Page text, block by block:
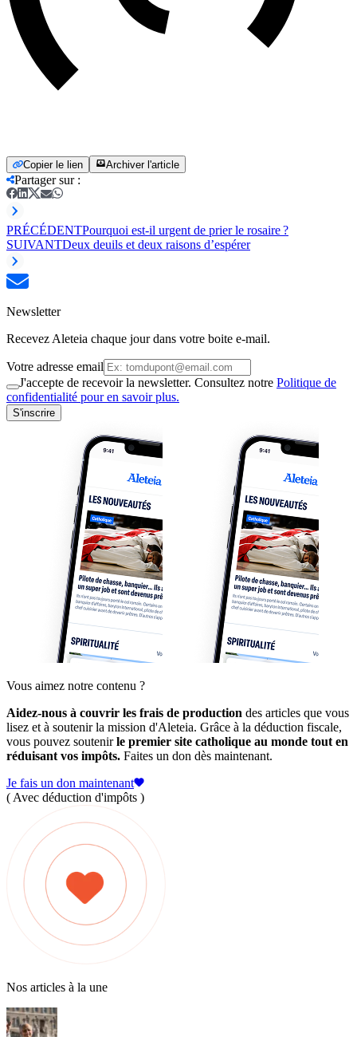
Copier le lien Archiver l'article
Partager sur:
PRÉCÉDENTPourquoi est-il urgent de prier le rosaire ?
SUIVANTDeux deuils et deux raisons d’espérer
Newsletter
Recevez Aleteia chaque jour dans votre boite e-mail.
Votre adresse email
J'accepte de recevoir la newsletter. Consultez notre Politique de
confidentialité pour en savoir plus.
S'inscrire
Vous aimez notre contenu ?
Aidez-nous à couvrir les frais de production des articles que vous
lisez et à soutenir la mission d'Aleteia. Grâce à la déduction fiscale,
vous pouvez soutenirle premier site catholique au monde tout en
réduisant vos impôts. Faites un don dès maintenant.
Je fais un don maintenant
( Avec déduction d'impôts )
Nos articles à la une